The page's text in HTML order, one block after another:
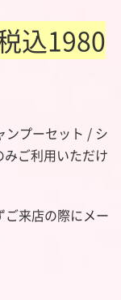
込1980
ンプーセット / シ
ご利用いただけ
来店の際にメー